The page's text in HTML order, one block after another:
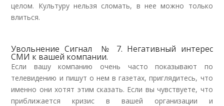
целом. Культуру нельзя сломать, в нее можно только
влиться.
Увольнение Сигнал № 7. Негативный интерес
СМИ к вашей компании.
Если вашу компанию очень часто показывают по
телевидению и пишут о нем в газетах, приглядитесь, что
именно они хотят этим сказать. Если вы чувствуете, что
приближается кризис в вашей организации и